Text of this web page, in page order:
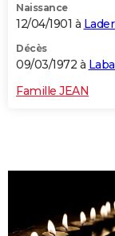
Naissance
12/04/1901 à
Décès
09/03/1972 à
Famille JEAN